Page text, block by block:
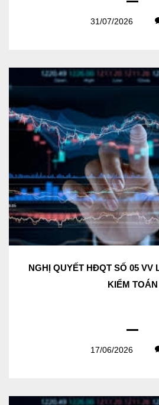
31/07/2026
NGHỊ QUYẾT HĐQT SỐ 05 VV
KIỂM TOÁN
17/06/2026